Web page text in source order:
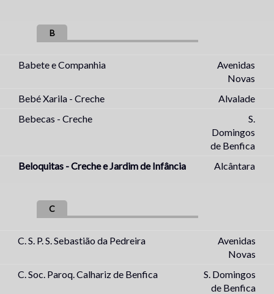
B
Babete e Companhia
Avenidas
Novas
Bebé Xarila - Creche
Alvalade
Bebecas - Creche
S.
Domingos
de Benfica
Beloquitas - Creche e Jardim de Infância
Alcântara
C
C. S. P. S. Sebastião da Pedreira
Avenidas
Novas
C. Soc. Paroq. Calhariz de Benfica
S. Domingos
de Benfica